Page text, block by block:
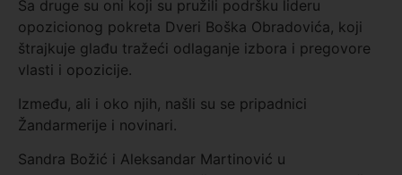
Sa druge su oni koji su pružili podršku lideru
opozicionog pokreta Dveri Boška Obradovića, koji
štrajkuje glađu tražeći odlaganje izbora i pregovore
vlasti i opozicije.
Između, ali i oko njih, našli su se pripadnici
Žandarmerije i novinari.
Sandra Božić i Aleksandar Martinović u